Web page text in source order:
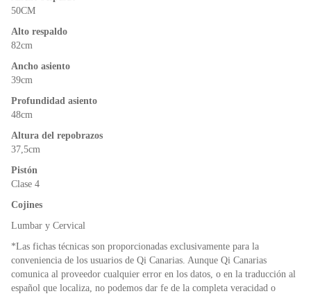
50CM
Alto respaldo
82cm
Ancho asiento
39cm
Profundidad asiento
48cm
Altura del repobrazos
37,5cm
Pistón
Clase 4
Cojines
Lumbar y Cervical
*Las fichas técnicas son proporcionadas exclusivamente para la
conveniencia de los usuarios de Qi Canarias. Aunque Qi Canarias
comunica al proveedor cualquier error en los datos, o en la traducción al
español que localiza, no podemos dar fe de la completa veracidad o